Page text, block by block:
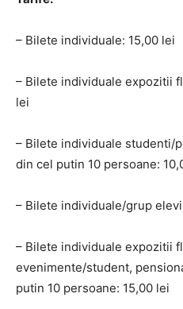
– Bilete individuale: 15,00 lei
– Bilete individuale expozitii
lei
– Bilete individuale studenti/
din cel putin 10 persoane:
– Bilete individuale/grup
– Bilete individuale expozitii
evenimente/student,
putin 10 persoane: 15,00 lei